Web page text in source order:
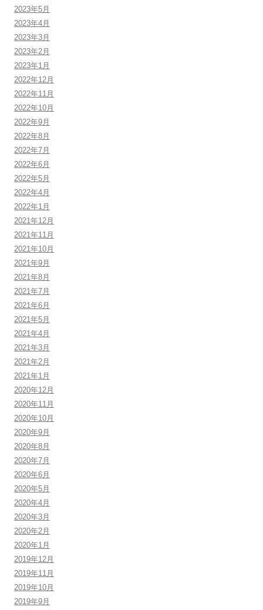
2023年5月
2023年4月
2023年3月
2023年2月
2023年1月
2022年12月
2022年11月
2022年10月
2022年9月
2022年8月
2022年7月
2022年6月
2022年5月
2022年4月
2022年1月
2021年12月
2021年11月
2021年10月
2021年9月
2021年8月
2021年7月
2021年6月
2021年5月
2021年4月
2021年3月
2021年2月
2021年1月
2020年12月
2020年11月
2020年10月
2020年9月
2020年8月
2020年7月
2020年6月
2020年5月
2020年4月
2020年3月
2020年2月
2020年1月
2019年12月
2019年11月
2019年10月
2019年9月